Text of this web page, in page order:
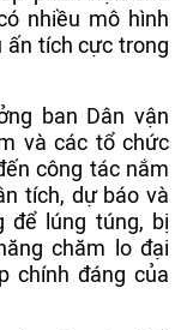
nhiều mô hình
ấn tích cực trong
ban Dân vận
và các tổ chức
công tác nắm
tích, dự báo và
để lúng túng, bị
chăm lo đại
chính đáng của